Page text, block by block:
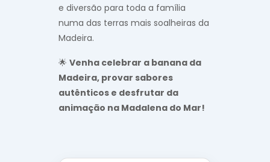
e diversão para toda a família
numa das terras mais soalheiras da
Madeira.
🌟 Venha celebrar a banana da
Madeira, provar sabores
autênticos e desfrutar da
animação na Madalena do Mar!